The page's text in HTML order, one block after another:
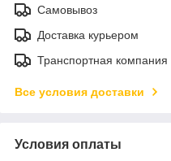
Самовывоз
Доставка курьером
Транспортная компания
Все условия доставки
Условия оплаты